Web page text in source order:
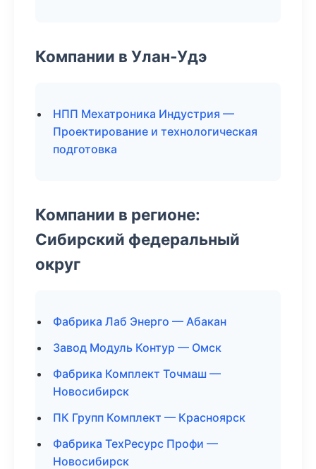
Компании в Улан-Удэ
НПП Мехатроника Индустрия —
Проектирование и технологическая
подготовка
Компании в регионе:
Сибирский федеральный
округ
Фабрика Лаб Энерго — Абакан
Завод Модуль Контур — Омск
Фабрика Комплект Точмаш —
Новосибирск
ПК Групп Комплект — Красноярск
Фабрика ТехРесурс Профи —
Новосибирск